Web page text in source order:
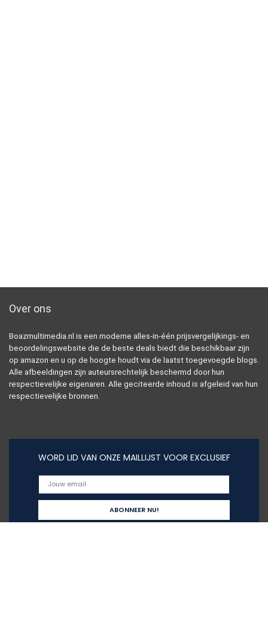
Over ons
Boazmultimedia.nl is een moderne alles-in-één prijsvergelijkings- en
beoordelingswebsite die de beste deals biedt die beschikbaar zijn
op amazon en u op de hoogte houdt via de laatst toegevoegde blogs.
Alle afbeeldingen zijn auteursrechtelijk beschermd door hun
respectievelijke eigenaren. Alle geciteerde inhoud is afgeleid van hun
respectievelijke bronnen.
WORD LID VAN ONZE MAILLIJST VOOR EXCLUSIEF